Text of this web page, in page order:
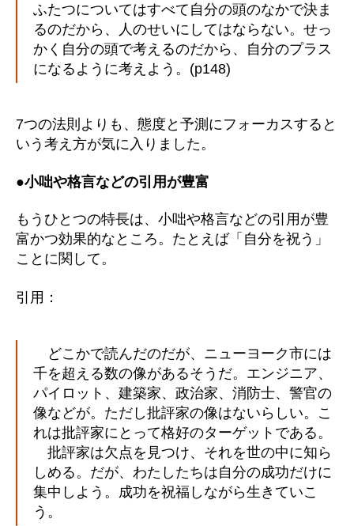
ふたつについてはすべて自分の頭のなかで決ま
るのだから、人のせいにしてはならない。せっ
かく自分の頭で考えるのだから、自分のプラス
になるように考えよう。(p148)
7つの法則よりも、態度と予測にフォーカスすると
いう考え方が気に入りました。
●小咄や格言などの引用が豊富
もうひとつの特長は、小咄や格言などの引用が豊
富かつ効果的なところ。たとえば「自分を祝う」
ことに関して。
引用：
どこかで読んだのだが、ニューヨーク市には
千を超える数の像があるそうだ。エンジニア、
パイロット、建築家、政治家、消防士、警官の
像などが。ただし批評家の像はないらしい。こ
れは批評家にとって格好のターゲットである。
批評家は欠点を見つけ、それを世の中に知ら
しめる。だが、わたしたちは自分の成功だけに
集中しよう。成功を祝福しながら生きていこ
う。